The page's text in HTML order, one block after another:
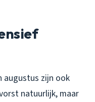
augustus zijn ook
natuurlijk, maar